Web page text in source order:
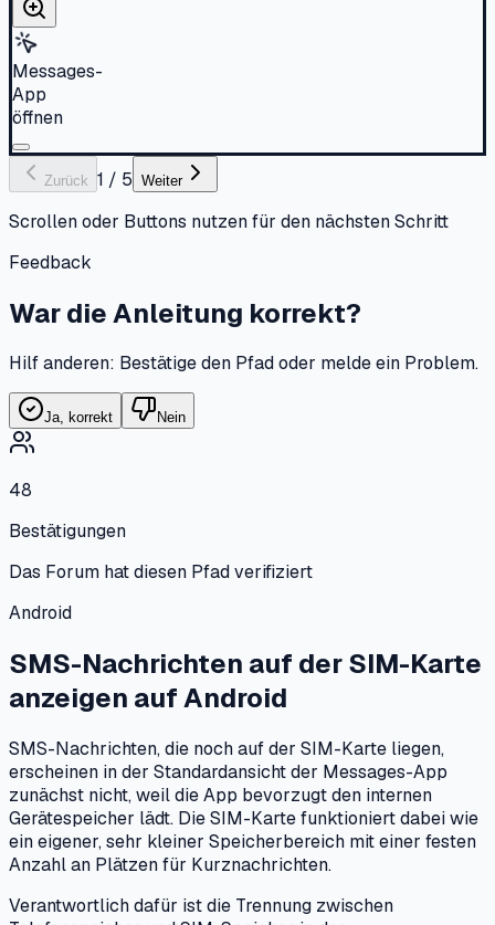
Messages-
App
öffnen
Zurück 1 / 5 Weiter
Scrollen oder Buttons nutzen für den nächsten Schritt
Feedback
War die Anleitung korrekt?
Hilf anderen: Bestätige den Pfad oder melde ein Problem.
Ja, korrekt Nein
48
Bestätigungen
Das Forum hat diesen Pfad verifiziert
Android
SMS-Nachrichten auf der SIM-Karte
anzeigen aufAndroid
SMS-Nachrichten, die noch auf der SIM-Karte liegen,
erscheinen in der Standardansicht der Messages-App
zunächst nicht, weil die App bevorzugt den internen
Gerätespeicher lädt. Die SIM-Karte funktioniert dabei wie
ein eigener, sehr kleiner Speicherbereich mit einer festen
Anzahl an Plätzen für Kurznachrichten.
Verantwortlich dafür ist die Trennung zwischen